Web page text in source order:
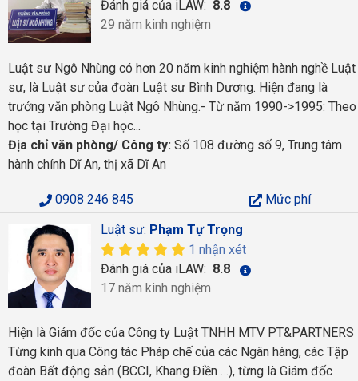
Đánh giá của iLAW: 8.8
29 năm kinh nghiệm
Luật sư Ngô Nhùng có hơn 20 năm kinh nghiệm hành nghề Luật
sư, là Luật sư của đoàn Luật sư Bình Dương. Hiện đang là
trưởng văn phòng Luật Ngô Nhùng.- Từ năm 1990->1995: Theo
học tại Trường Đại học...
Địa chỉ văn phòng/ Công ty: Số 108 đường số 9, Trung tâm
hành chính Dĩ An, thị xã Dĩ An
0908 246 845
Mức phí
Luật sư: Phạm Tự Trọng
1 nhận xét
Đánh giá của iLAW: 8.8
17 năm kinh nghiệm
Hiện là Giám đốc của Công ty Luật TNHH MTV PT&PARTNERS
Từng kinh qua Công tác Pháp chế của các Ngân hàng, các Tập
đoàn Bất động sản (BCCI, Khang Điền …), từng là Giám đốc